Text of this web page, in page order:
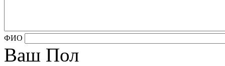
ФИО
Ваш Пол